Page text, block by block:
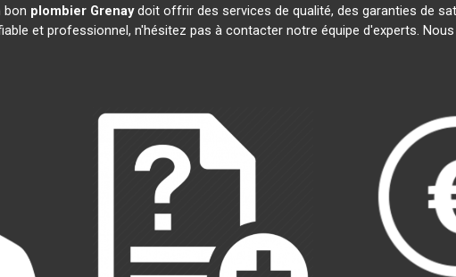
bon plombier Grenaydoit offrir des services de qualité, des garanties de
et professionnel, n'hésitez pas à contacter notre équipe d'experts.